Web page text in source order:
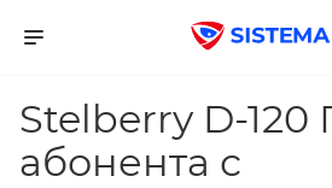
Stelberry D-120
абонента с